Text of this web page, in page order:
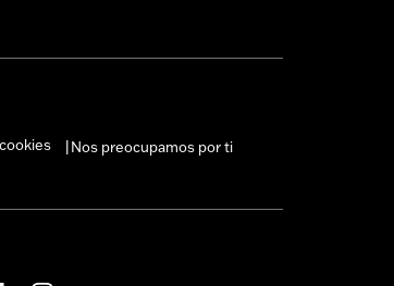
Nos preocupamos por ti